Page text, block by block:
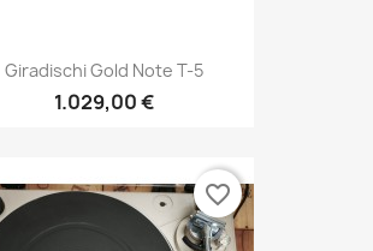
Giradischi Gold Note T-5
1.029,00 €
favorite_border